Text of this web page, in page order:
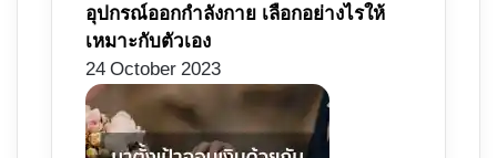
อุปกรณ์ออกกำลังกาย เลือกอย่างไรให้
เหมาะกับตัวเอง
24 October 2023